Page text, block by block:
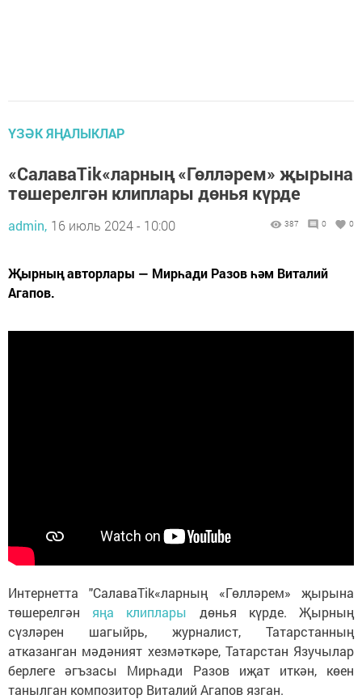
ҮЗӘК ЯҢАЛЫКЛАР
«СалаваTik«ларның «Гөлләрем» җырына
төшерелгән клиплары дөнья күрде
admin, 16 июль 2024 - 10:00 387 0 0
Җырның авторлары — Мирһади Разов һәм Виталий
Агапов.
Интернетта "СалаваTik«ларның «Гөлләрем» җырына
төшерелгән яңа клиплары дөнья күрде. Җырның
сүзләрен шагыйрь, журналист, Татарстанның
атказанган мәдәният хезмәткәре, Татарстан Язучылар
берлеге әгъзасы Мирһади Разов иҗат иткән, көен
танылган композитор Виталий Агапов язган.